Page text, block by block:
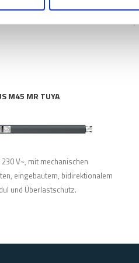
und Überlastschutz.
M45 MR TUYA
V~, mit mechanischen
eingebautem, bidirektionalem
und Überlastschutz.